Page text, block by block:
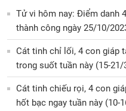
Tử vi hôm nay: Điểm danh
thành công ngày 25/10/
Cát tinh chỉ lối, 4 con giáp
trong suốt tuần này (15-21/
Cát tinh chiếu rọi, 4 con
hốt bạc ngay tuần này (10-